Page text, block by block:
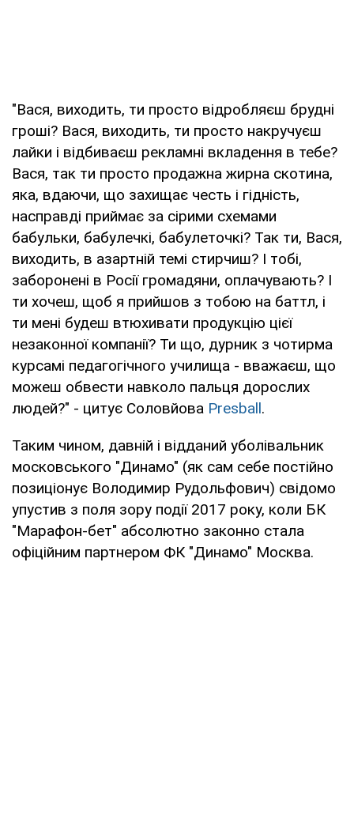
"Вася, виходить, ти просто відробляєш брудні
гроші? Вася, виходить, ти просто накручуєш
лайки і відбиваєш рекламні вкладення в тебе?
Вася, так ти просто продажна жирна скотина,
яка, вдаючи, що захищає честь і гідність,
насправді приймає за сірими схемами
бабульки, бабулечкі, бабулеточкі? Так ти, Вася,
виходить, в азартній темі стирчиш? I тобі,
заборонені в Росії громадяни, оплачувають? I
ти хочеш, щоб я прийшов з тобою на баттл, і
ти мені будеш втюхивати продукцію цієї
незаконної компанії? Ти що, дурник з чотирма
курсамі педагогічного училища - вважаєш, що
можеш обвести навколо пальця дорослих
людей?" - цитує Соловйова Presball.
Таким чином, давній і відданий уболівальник
московського "Динамо" (як сам себе постійно
позиціонує Володимир Рудольфович) свідомо
упустив з поля зору події 2017 року, коли БК
"Марафон-бет" абсолютно законно стала
офіційним партнером ФК "Динамо" Москва.